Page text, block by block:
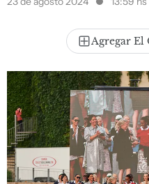
Agregar El